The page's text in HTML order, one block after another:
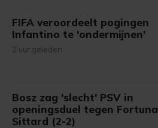
FIFA veroordeelt pogingen
Infantino te 'ondermijnen'
2 uur geleden
Bosz zag 'slecht' PSV in
openingsduel tegen Fortuna
Sittard (2-2)